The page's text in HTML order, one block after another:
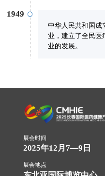
1949
中华人民共和国成
业，建立了全民医
业的发展。
展会时间
2025年12月7—9日
展会地点